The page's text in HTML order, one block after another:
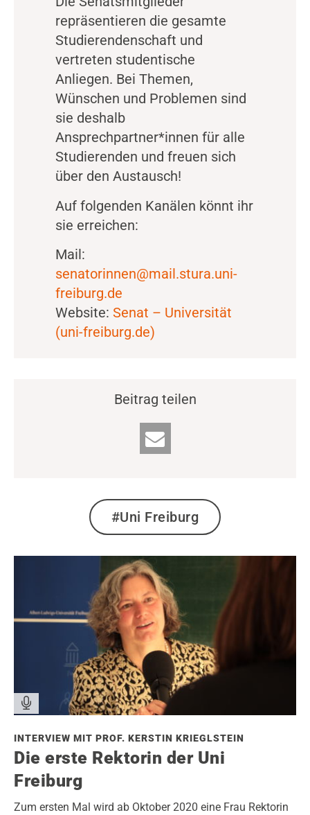
repräsentieren die gesamte
Studierendenschaft und
vertreten studentische
Anliegen. Bei Themen,
Wünschen und Problemen sind
sie deshalb
Ansprechpartner*innen für alle
Studierenden und freuen sich
über den Austausch!
Auf folgenden Kanälen könnt ihr
sie erreichen:
Mail:
senatorinnen@mail.stura.uni-
freiburg.de
Website: Senat – Universität
(uni-freiburg.de)
Beitrag teilen
#Uni Freiburg
INTERVIEW MIT PROF. KERSTIN KRIEGLSTEIN
Die erste Rektorin der Uni
Freiburg
Zum ersten Mal wird ab Oktober 2020 eine Frau Rektorin